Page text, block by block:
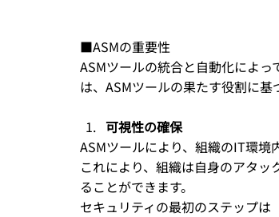
■ASMの重要性
ASMツールの統合と自動化によ
は、ASMツールの果たす役割に基
可視性の確保
ASMツールにより、組織のIT環境
これにより、組織は自身のアタ
ることができます。
セキュリティの最初のステップは